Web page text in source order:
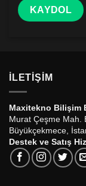
İLETIŞIM
Maxitekno Bilişim
Murat Çeşme Mah.
Büyükçekmece,
Destek ve Satış